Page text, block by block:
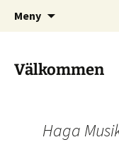
Haga
Hjälper dig att
Meny
Välkommen
Haga